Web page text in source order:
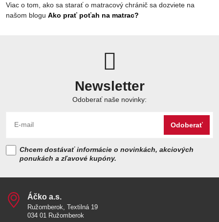
Viac o tom, ako sa starať o matracový chránič sa dozviete na
našom blogu Ako prať poťah na matrac?
Newsletter
Odoberať naše novinky:
Odoberať
Chcem dostávať informácie o novinkách, akciových
ponukách a zľavové kupóny.
Áčko a​.s​.
Ružomberok, Textilná 19
034 01 Ružomberok